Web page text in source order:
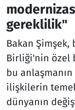
gereklilik"
Bakan Şimşek,
Birliği'nin özel
bu
ilişkilerin
dünyanın